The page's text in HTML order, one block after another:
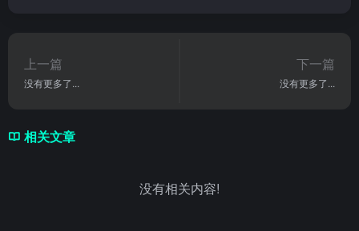
上一篇
没有更多了...
下一篇
没有更多了...
相关文章
没有相关内容!